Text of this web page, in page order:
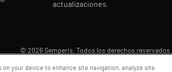
actualizaciones.
© 2026 Semperis. Todos los derechos reservados.
on your device to enhance site navigation, analyze site